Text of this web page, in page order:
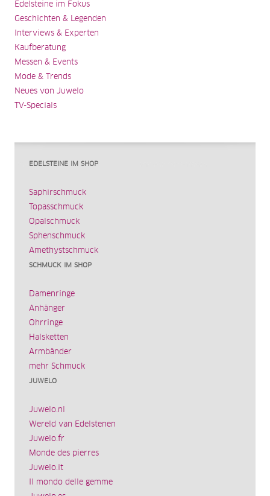
Edelsteine im Fokus
Geschichten & Legenden
Interviews & Experten
Kaufberatung
Messen & Events
Mode & Trends
Neues von Juwelo
TV-Specials
EDELSTEINE IM SHOP
Saphirschmuck
Topasschmuck
Opalschmuck
Sphenschmuck
Amethystschmuck
SCHMUCK IM SHOP
Damenringe
Anhänger
Ohrringe
Halsketten
Armbänder
mehr Schmuck
JUWELO
Juwelo.nl
Wereld van Edelstenen
Juwelo.fr
Monde des pierres
Juwelo.it
Il mondo delle gemme